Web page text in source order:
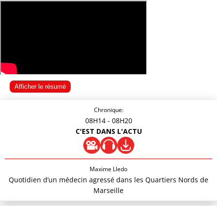
Afficher le résumé
Chronique:
08H14 - 08H20
C'EST DANS L'ACTU
Maxime Lledo
Quotidien d’un médecin agressé dans les Quartiers Nords de
Marseille